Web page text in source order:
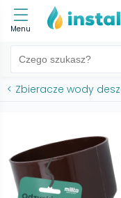
Menu
< Zbieracze wody